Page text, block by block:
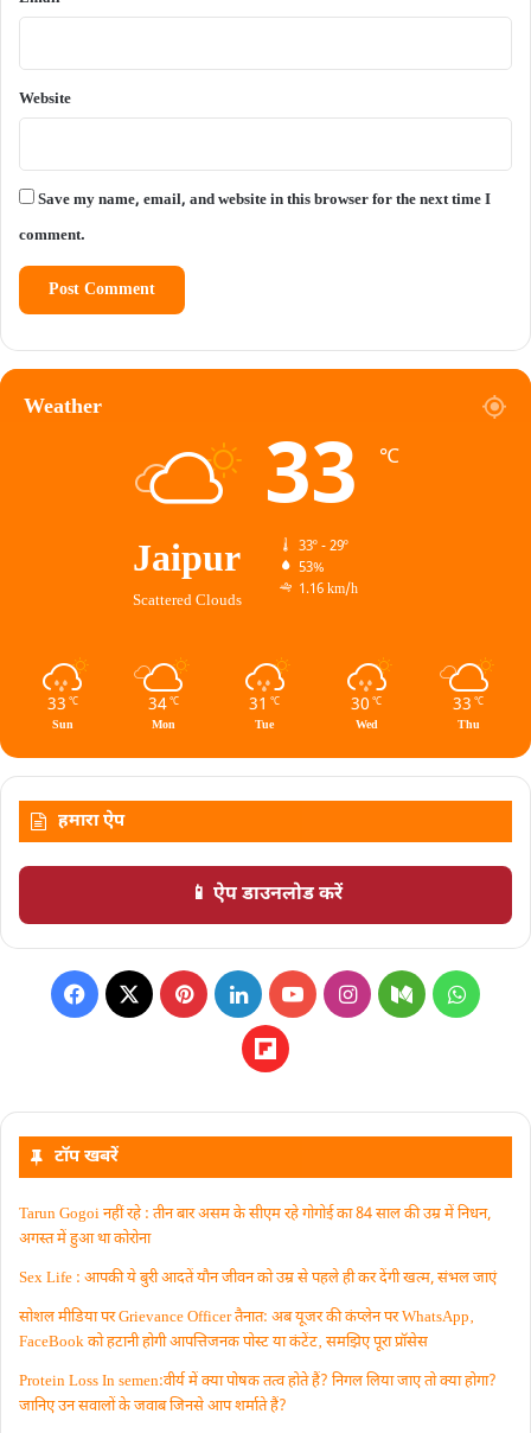
Website
Save my name, email, and website in this browser for the next time I
comment.
Weather
Jaipur
Scattered Clouds
33 ℃
33º - 29º
53%
1.16 km/h
33 ℃
Sun
34 ℃
Mon
31 ℃
Tue
30 ℃
Wed
33 ℃
Thu
हमारा ऐप
📱 ऐप डाउनलोड करें
टॉप खबरें
Tarun Gogoi नहीं रहे : तीन बार असम के सीएम रहे गोगोई का 84 साल की उम्र में निधन,
अगस्त में हुआ था कोरोना
Sex Life : आपकी ये बुरी आदतें याैन जीवन को उम्र से पहले ही कर देंगी खत्म, संभल जाएं
सोशल मीडिया पर Grievance Officer तैनात: अब यूजर की कंप्लेन पर WhatsApp‚
FaceBook को हटानी होगी आपत्तिजनक पोस्ट या कंटेंट‚ समझिए पूरा प्रॉसेस
Protein Loss In semen:वीर्य में क्या पोषक तत्व होते हैं? निगल लिया जाए तो क्या होगा?
जानिए उन सवालों के जवाब जिनसे आप शर्माते हैं?